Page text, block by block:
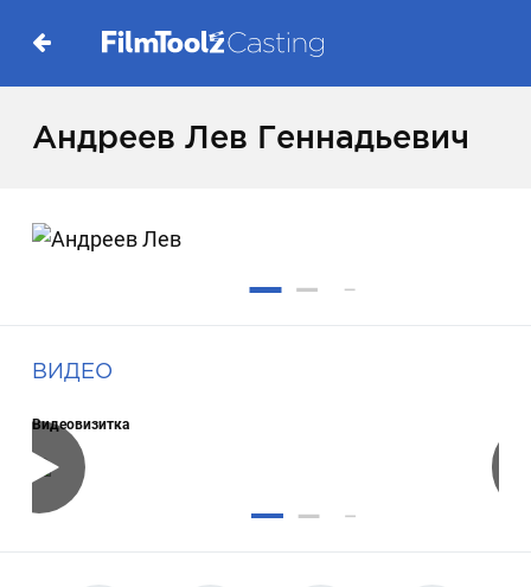
Андреев Лев Геннадьевич
ВИДЕО
Видеовизитка